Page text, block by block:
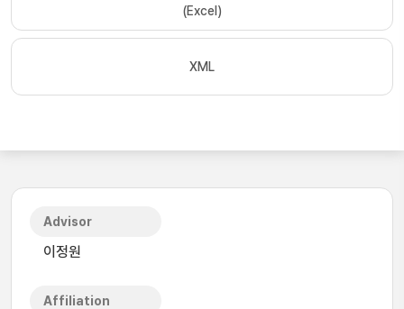
(Excel)
XML
Advisor
이정원
Affiliation